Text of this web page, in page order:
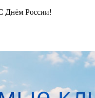
Днём России!